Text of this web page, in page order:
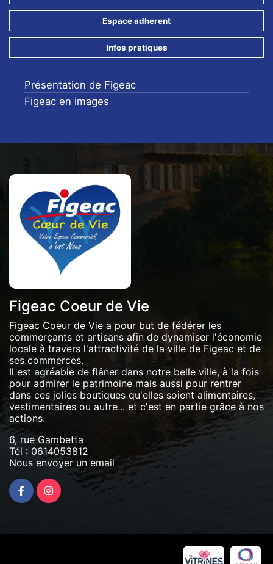
Espace adherent
Infos pratiques
Présentation de Figeac
Figeac en images
Figeac Coeur de Vie
Figeac Coeur de Vie a pour but de fédérer les
commerçants et artisans afin de dynamiser l'économie
locale à travers l'attractivité de la ville de Figeac et de
ses commerces.
Il est agréable de flâner dans notre belle ville, à la fois
pour admirer le patrimoine mais aussi pour rentrer
dans ces jolies boutiques qu'elles soient alimentaires,
vestimentaires ou autre... et c'est en partie grâce à nos
actions.
6, rue Gambetta
Tél : 0614053812
Nous envoyer un email